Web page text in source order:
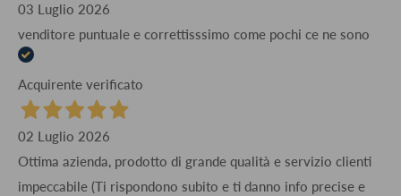
03 Luglio 2026
venditore puntuale e correttisssimo come pochi ce ne sono
Acquirente verificato
02 Luglio 2026
Ottima azienda, prodotto di grande qualità e servizio clienti
impeccabile (Ti rispondono subito e ti danno info precise e